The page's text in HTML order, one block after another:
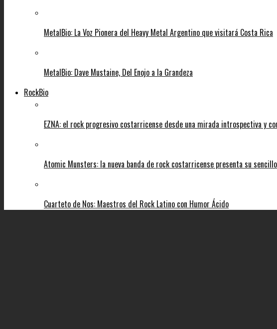
MetalBio: La Voz Pionera del Heavy Metal Argentino que visitará Costa Rica
MetalBio: Dave Mustaine, Del Enojo a la Grandeza
RockBio
EZNA: el rock progresivo costarricense desde una mirada introspectiva y
Atomic Munsters: la nueva banda de rock costarricense presenta su
Cuarteto de Nos: Maestros del Rock Latino con Humor Ácido